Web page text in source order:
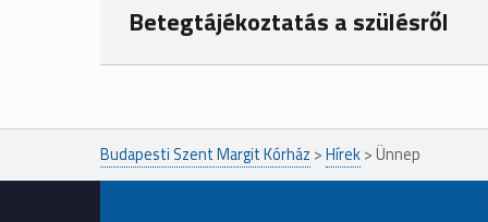
Betegtájékoztatás a szülésről
Ugrás a főmenühöz
Budapesti Szent Margit Kórház >Hírek> Ünnep